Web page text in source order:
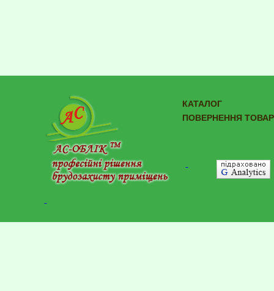
КАТАЛОГ
ПОВЕРНЕННЯ